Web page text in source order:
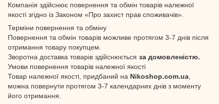
Компанія здійснює повернення та обмін товарів належної
якості згідно із Законом «Про захист прав споживачів».
Терміни повернення та обміну
Повернення та обмін товарів можливе протягом 3-7 днів після
отримання товару покупцем.
Зворотна доставка товарів здійснюється за домовленістю.
Умови повернення товарів належної якості
Товар належної якості, придбаний на Nikoshop.com.ua
можна повернути протягом 3-7 календарних днів з моменту
його отримання.